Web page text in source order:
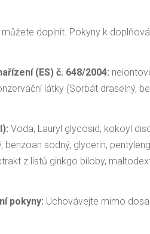
doplnit. Pokyny k
(ES) č. 648/2004:
látky (Sorbát draselný,
Voda, Lauryl glycosid, kokoyl
benzoan sodný, glycerin,
z listů ginkgo biloby,
pokyny: Uchovávejte mimo